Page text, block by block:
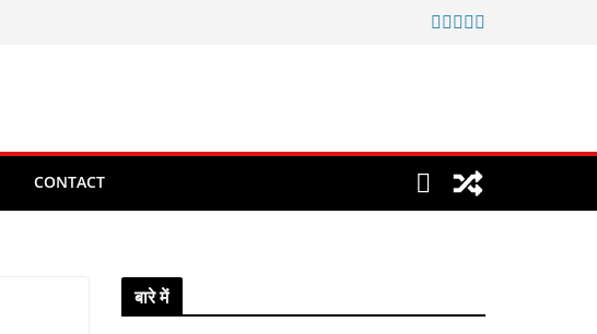
CONTACT
बारे में